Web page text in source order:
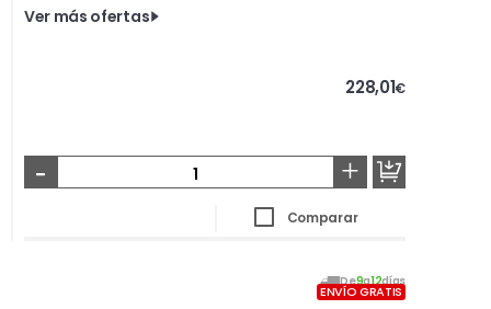
Ver más ofertas
228,01€
- +
Comparar
De9a12días
ENVÍO GRATIS